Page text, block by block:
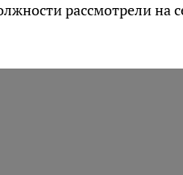
рассмотрели на